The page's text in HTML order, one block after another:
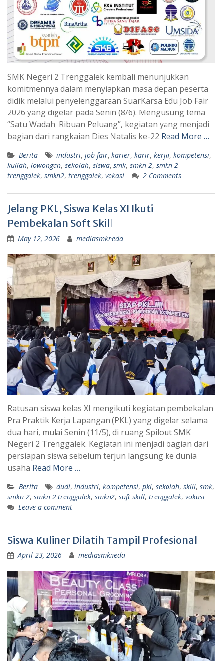
SMK Negeri 2 Trenggalek kembali menunjukkan
komitmennya dalam menyiapkan masa depan peserta
didik melalui penyelenggaraan SuarKarsa Edu Job Fair
2026 yang digelar pada Senin (8/6). Mengusung tema
“Satu Wadah, Ribuan Peluang”, kegiatan yang menjadi
bagian dari rangkaian Dies Natalis ke-22 Read More …
Berita industri, job fair, karier, karir, kerja, kompetensi,
kuliah, lowongan, sekolah, siswa, smk, smkn 2, smkn 2
trenggalek, smkn2, trenggalek, vokasi 2 Comments
Jelang PKL, Siswa Kelas XI Ikuti
Pembekalan Soft Skill
May 12, 2026 mediasmkneda
Ratusan siswa kelas XI mengikuti kegiatan pembekalan
Pra Praktik Kerja Lapangan (PKL) yang digelar selama
dua hari, mulai Senin (11/5), di ruang Spilout SMK
Negeri 2 Trenggalek. Kegiatan ini menjadi bagian dari
persiapan siswa sebelum terjun langsung ke dunia
usaha Read More …
Berita dudi, industri, kompetensi, pkl, sekolah, skill, smk,
smkn 2, smkn 2 trenggalek, smkn2, soft skill, trenggalek, vokasi
Leave a comment
Siswa Kuliner Dilatih Tampil Profesional
April 23, 2026 mediasmkneda